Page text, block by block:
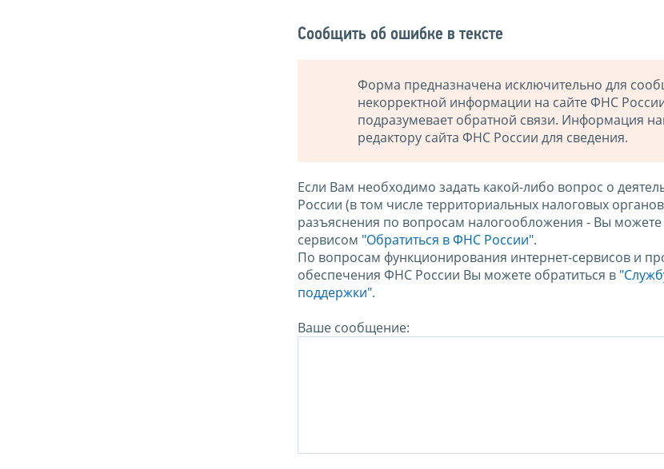
Сообщить об ошибке в тексте
Форма предназначена исключительно для
некорректной информации на сайте ФНС
подразумевает обратной связи. Информация
редактору сайта ФНС России для сведения.
Если Вам необходимо задать какой-либо вопрос о
России (в том числе территориальных налоговых
разъяснения по вопросам налогообложения - Вы можете
сервисом "Обратиться в ФНС России".
По вопросам функционирования интернет-сервисов и
обеспечения ФНС России Вы можете обратиться в
поддержки".
Ваше сообщение: